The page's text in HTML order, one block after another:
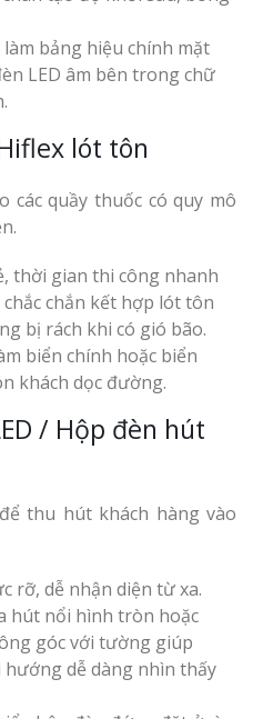
bảng hiệu chính mặt
LED âm bên trong chữ
lót tôn
các quầy thuốc có quy mô
thời gian thi công nhanh
chắn kết hợp lót tôn
bị rách khi có gió bão.
biển chính hoặc biển
khách dọc đường.
/ Hộp đèn hút
thu hút khách hàng vào
rỡ, dễ nhận diện từ xa.
hút nổi hình tròn hoặc
góc với tường giúp
dễ dàng nhìn thấy